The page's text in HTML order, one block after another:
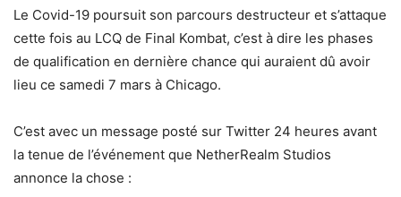
Le Covid-19 poursuit son parcours destructeur et s’attaque
cette fois au LCQ de Final Kombat, c’est à dire les phases
de qualification en dernière chance qui auraient dû avoir
lieu ce samedi 7 mars à Chicago.
C’est avec un message posté sur Twitter 24 heures avant
la tenue de l’événement que NetherRealm Studios
annonce la chose :